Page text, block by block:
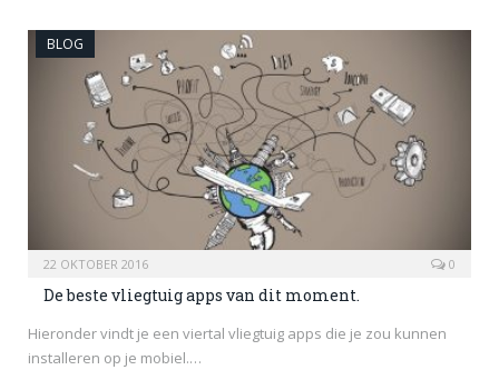
BLOG
22 OKTOBER 2016 0
De beste vliegtuig apps van dit moment.
Hieronder vindt je een viertal vliegtuig apps die je zou kunnen
installeren op je mobiel.…